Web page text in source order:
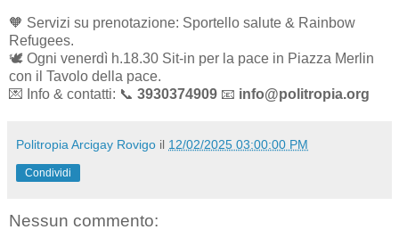
🧡 Servizi su prenotazione: Sportello salute & Rainbow
Refugees.
🕊️ Ogni venerdì h.18.30 Sit-in per la pace in Piazza Merlin
con il Tavolo della pace.
💌 Info & contatti: 📞 3930374909 📧 info@politropia.org
Politropia Arcigay Rovigo il 12/02/2025 03:00:00 PM
Condividi
Nessun commento: